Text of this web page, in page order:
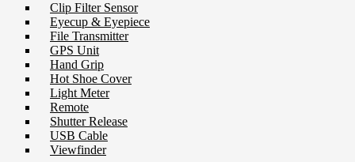
Clip Filter Sensor
Eyecup & Eyepiece
File Transmitter
GPS Unit
Hand Grip
Hot Shoe Cover
Light Meter
Remote
Shutter Release
USB Cable
Viewfinder